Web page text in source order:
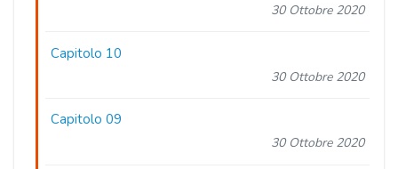
30 Ottobre 2020
Capitolo 10
30 Ottobre 2020
Capitolo 09
30 Ottobre 2020